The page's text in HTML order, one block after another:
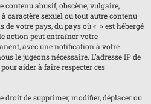
contenu abusif, obscène, vulgaire,
caractère sexuel ou tout autre contenu
votre pays, du pays où « » est hébergé
action peut entraîner votre
avec une notification à votre
le jugeons nécessaire. L’adresse IP de
aider à faire respecter ces
droit de supprimer, modifier, déplacer ou